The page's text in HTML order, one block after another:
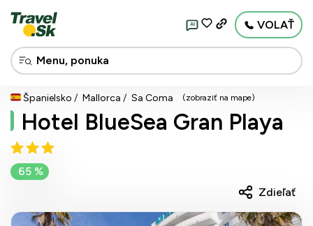
AI VOLAŤ
Španielsko Mallorca Sa Coma (zobraziť na mape)
Hotel BlueSea Gran Playa
65 %
Zdieľať